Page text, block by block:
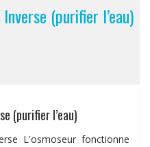
Inverse (purifier l’eau)
(purifier l’eau)
L'osmoseur fonctionne